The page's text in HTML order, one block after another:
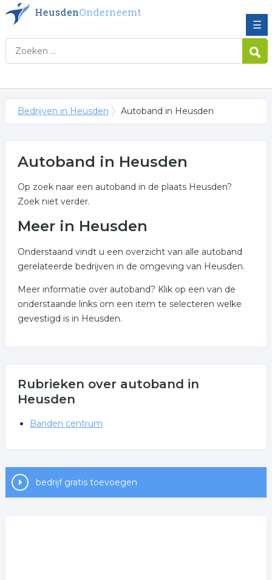
☰
Bedrijven in Heusden Autoband in Heusden
Autoband in Heusden
Op zoek naar een autoband in de plaats Heusden?
Zoek niet verder.
Meer in Heusden
Onderstaand vindt u een overzicht van alle autoband
gerelateerde bedrijven in de omgeving van Heusden.
Meer informatie over autoband? Klik op een van de
onderstaande links om een item te selecteren welke
gevestigd is in Heusden.
Rubrieken over autoband in
Heusden
Banden centrum
bedrijf gratis toevoegen